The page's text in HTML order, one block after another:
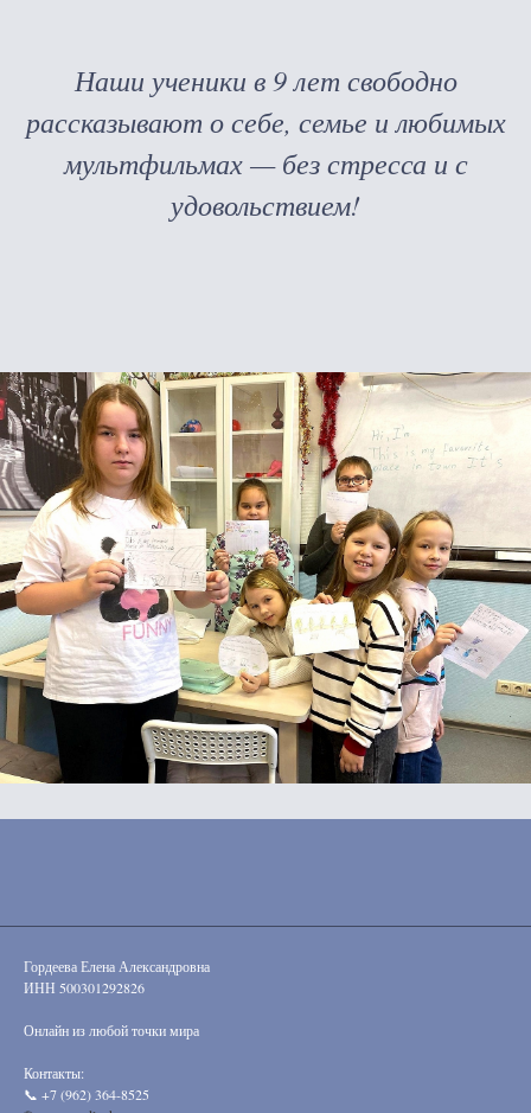
Наши ученики в 9 лет свободно
рассказывают о себе, семье и любимых
мультфильмах — без стресса и с
удовольствием!
Гордеева Елена Александровна
ИНН 500301292826
Онлайн из любой точки мира
Контакты:
📞 +7 (962) 364-8525